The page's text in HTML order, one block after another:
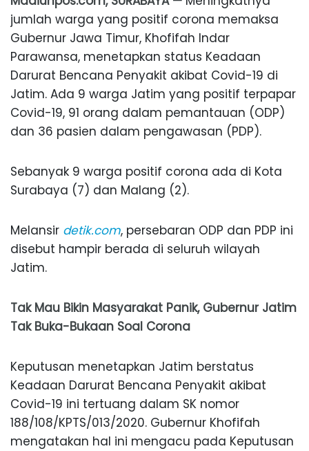
jumlah warga yang positif corona memaksa
Gubernur Jawa Timur, Khofifah Indar
Parawansa, menetapkan status Keadaan
Darurat Bencana Penyakit akibat Covid-19 di
Jatim. Ada 9 warga Jatim yang positif terpapar
Covid-19, 91 orang dalam pemantauan (ODP)
dan 36 pasien dalam pengawasan (PDP).
Sebanyak 9 warga positif corona ada di Kota
Surabaya (7) dan Malang (2).
Melansir detik.com, persebaran ODP dan PDP ini
disebut hampir berada di seluruh wilayah
Jatim.
Tak Mau Bikin Masyarakat Panik, Gubernur Jatim
Tak Buka-Bukaan Soal Corona
Keputusan menetapkan Jatim berstatus
Keadaan Darurat Bencana Penyakit akibat
Covid-19 ini tertuang dalam SK nomor
188/108/KPTS/013/2020. Gubernur Khofifah
mengatakan hal ini mengacu pada Keputusan